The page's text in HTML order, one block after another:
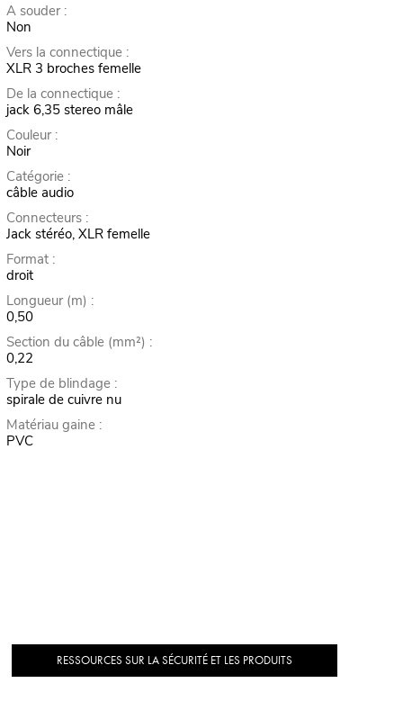
A souder :
Non
Vers la connectique :
XLR 3 broches femelle
De la connectique :
jack 6,35 stereo mâle
Couleur :
Noir
Catégorie :
câble audio
Connecteurs :
Jack stéréo, XLR femelle
Format :
droit
Longueur (m) :
0,50
Section du câble (mm²) :
0,22
Type de blindage :
spirale de cuivre nu
Matériau gaine :
PVC
RESSOURCES SUR LA SÉCURITÉ ET LES PRODUITS